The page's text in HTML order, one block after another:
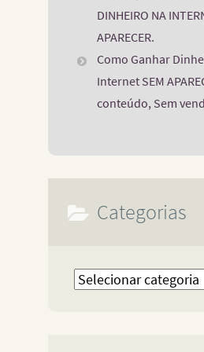
DINHEIRO NA
APARECER.
Como Ganhar
Internet SEM
conteúdo, Sem
Categorias